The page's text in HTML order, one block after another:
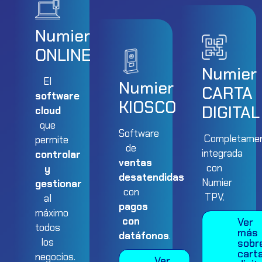
Numier
ONLINE
El
software
cloud
que
permite
controlar
y
gestionar
al
máximo
todos
los
negocios.
Numier
KIOSCO
Software
de
ventas
desatendidas
con
pagos
con
datáfonos.
Numier
CARTA
DIGITAL
integrada
con
Numier
TPV.
Ver
más